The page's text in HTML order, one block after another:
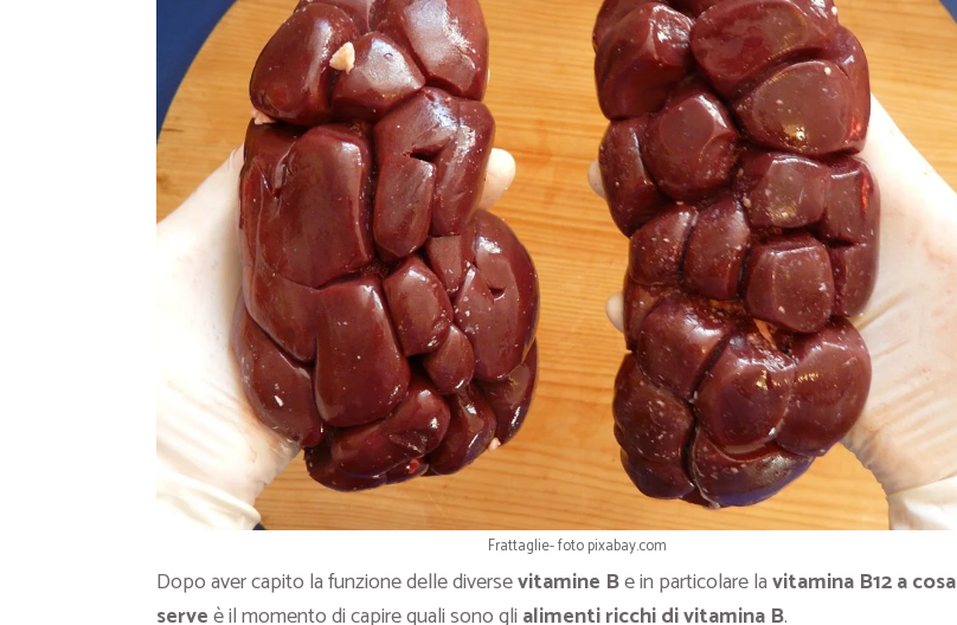
Frattaglie- foto pixabay.com
Dopo aver capito la funzione delle diversevitamine Be in particolare lavitamina B12 a cosa
serveè il momento di capire quali sono gli alimenti ricchi di vitamina B.